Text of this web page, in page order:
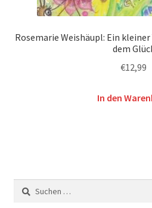
Rosemarie Weishäupl: Ein
dem
€12,99
In den
Suchen
nach: